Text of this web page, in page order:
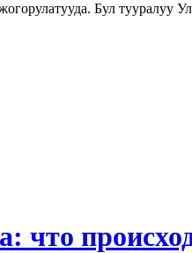
Бул тууралуу
что